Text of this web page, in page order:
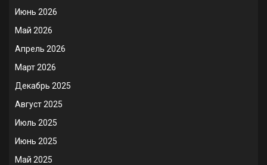
Июнь 2026
Май 2026
Апрель 2026
Март 2026
Декабрь 2025
Август 2025
Июль 2025
Июнь 2025
Май 2025